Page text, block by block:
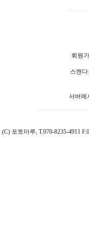
회원
스캔
서버에
(C) 포토마루, T.070-8235-4911